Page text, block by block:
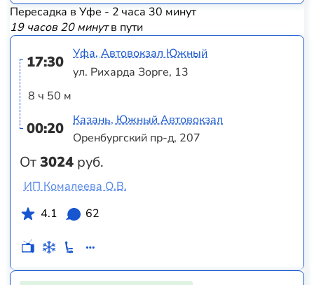
Пересадка в Уфе - 2 часа 30 минут
19 часов 20 минутв пути
17:30
8 ч 50 м
00:20
От3024 руб.
Уфа, Автовокзал Южный
ул. Рихарда Зорге, 13
Казань, Южный Автовокзал
Оренбургский пр-д, 207
ИП Комалеева О.В.
4.1
62